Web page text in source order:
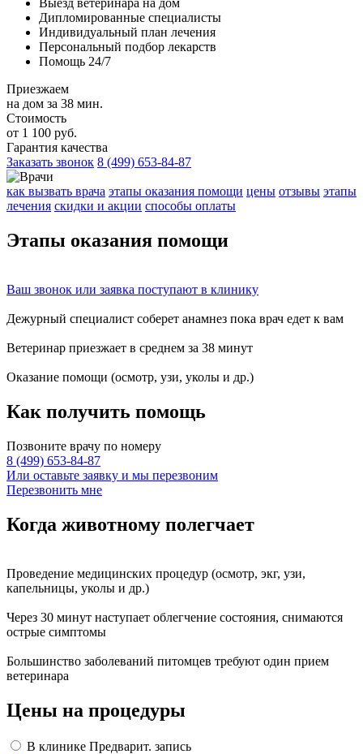
Выезд ветеринара на дом
Дипломированные специалисты
Индивидуальный план лечения
Персональный подбор лекарств
Помощь 24/7
Приезжаем
на дом за 38 мин.
Стоимость
от 1 100 руб.
Гарантия качества
Заказать звонок 8 (499) 653-84-87
как вызвать врача этапы оказания помощи цены отзывы этапы
лечения скидки и акции способы оплаты
Этапы оказания помощи
Ваш звонок или заявка поступают в клинику
Дежурный специалист соберет анамнез пока врач едет к вам
Ветеринар приезжает в среднем за 38 минут
Оказание помощи (осмотр, узи, уколы и др.)
Как получить помощь
Позвоните врачу по номеру
8 (499) 653-84-87
Или оставьте заявку и мы перезвоним
Перезвонить мне
Когда животному полегчает
Проведение медицинских процедур (осмотр, экг, узи,
капельницы, уколы и др.)
Через 30 минут наступает облегчение состояния, снимаются
острые симптомы
Большинство заболеваний питомцев требуют один прием
ветеринара
Цены на процедуры
В клинике Предварит. запись